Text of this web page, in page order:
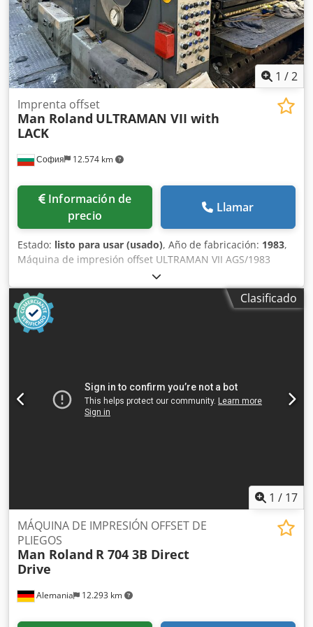
1 /2
София 12.574 km
Imprenta offset
Man Roland ULTRAMAN VII with
LACK
Información de
precio
Llamar
Estado: listo para usar (usado), Año de fabricación: 1983,
Máquina de impresión offset ULTRAMAN VII AGS/1983
Tamaño máximo de hoja: 1120x1600 mm Tamaño mínimo
de hoja: 600x800 mm Dkedpsy U Ufdjfx Aifor Impresión en
5 grupos de color + 1 grupo de barniz de dispersión
Secado por infrarrojos (IR) humedecido y refrigerado por
alcohol Sistemas de sujeción rápida de planchas La
Clasificado
1 / 17
Alemania 12.293 km
MÁQUINA DE IMPRESIÓN OFFSET DE
PLIEGOS
Man Roland R 704 3B Direct
Drive